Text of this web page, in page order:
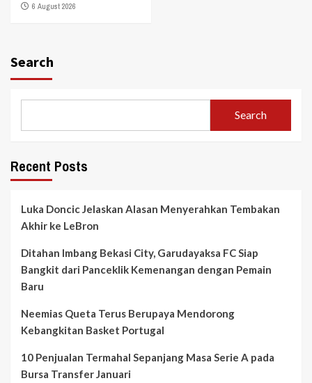
6 August 2026
Search
Search
Recent Posts
Luka Doncic Jelaskan Alasan Menyerahkan Tembakan
Akhir ke LeBron
Ditahan Imbang Bekasi City, Garudayaksa FC Siap
Bangkit dari Panceklik Kemenangan dengan Pemain
Baru
Neemias Queta Terus Berupaya Mendorong
Kebangkitan Basket Portugal
10 Penjualan Termahal Sepanjang Masa Serie A pada
Bursa Transfer Januari